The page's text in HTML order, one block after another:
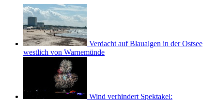
Verdacht auf Blaualgen in der Ostsee
westlich von Warnemünde
Wind verhindert Spektakel: